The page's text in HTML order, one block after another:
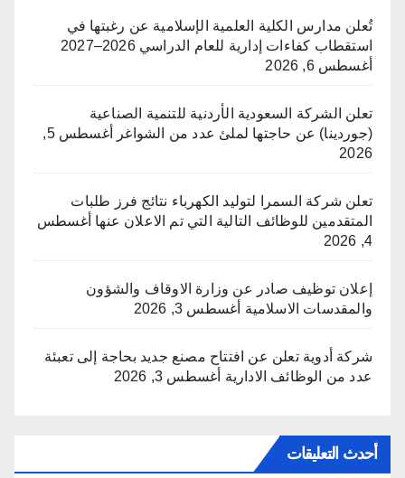
تُعلن مدارس الكلية العلمية الإسلامية عن رغبتها في
استقطاب كفاءات إدارية للعام الدراسي 2026–2027
أغسطس 6, 2026
تعلن الشركة السعودية الأردنية للتنمية الصناعية
(جوردينا) عن حاجتها لملئ عدد من الشواغر
أغسطس 5,
2026
تعلن شركة السمرا لتوليد الكهرباء نتائج فرز طلبات
المتقدمين للوظائف التالية التي تم الاعلان عنها أغسطس
4, 2026
إعلان توظيف صادر عن وزارة الاوقاف والشؤون
والمقدسات الاسلامية أغسطس 3, 2026
شركة أدوية تعلن عن افتتاح مصنع جديد بحاجة إلى تعبئة
عدد من الوظائف الادارية أغسطس 3, 2026
أحدث التعليقات